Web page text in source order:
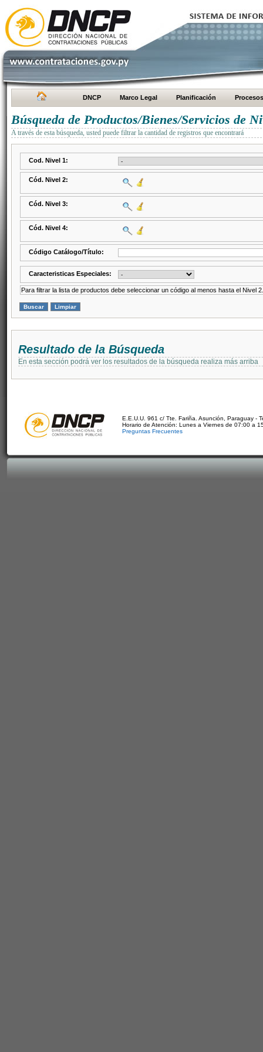
DNCP Marco Legal Planificación Procesos
Búsqueda de Productos/Bienes/Servicios de
A través de esta búsqueda, usted puede filtrar la cantidad de registros que encontrará
Cod. Nivel 1:
Cód. Nivel 2:
Cód. Nivel 3:
Cód. Nivel 4:
Código Catálogo/Título:
Caracteristicas Especiales:
Para filtrar la lista de productos debe seleccionar un código al menos hasta el Nivel 2.
Resultado de la Búsqueda
En esta sección podrá ver los resultados de la búsqueda realiza más arriba
E.E.U.U. 961 c/ Tte. Fariña. Asunción, Paraguay -
Horario de Atención: Lunes a Viernes de 07:00 a
Preguntas Frecuentes